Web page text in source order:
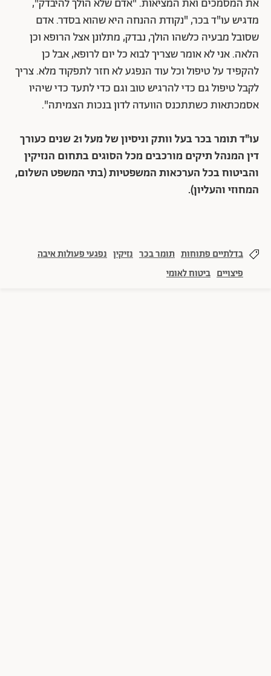
את המסמכים ואת המציאות. "אדם שלא הולך להיבדק",
מדגיש עו"ד בכר, "נקודת ההנחה היא שהוא בסדר. אדם
שסובל מבעיה כלשהו הולך, נבדק, מתלונן אצל הרופא וכן
הלאה. אני לא אומר שצריך לבוא כל יום לרופא, אבל כן
להקפיד על טיפול וכל עוד הנפגע לא חזר לתפקוד מלא. צריך
לקבל טיפול גם כדי להרגיש טוב וגם כדי לתעד כדי שיהיו
אסמכתאות כשתתכנס הוועדה לדון בנכות הצמיתה".
עו"ד תומר בכר בעל וותק וניסיון של מעל 21 שנים כעורך
דין המנהל תיקים מורכבים מכל הסוגים בתחום הנזיקין
והביטוח בכל הערכאות המשפטיות (בתי המשפט השלום,
המחוזי והעליון).
בדלתיים פתוחות תומר בכר נזיקין נפגעי פעולות איבה
פיצויים ביטוח לאומי